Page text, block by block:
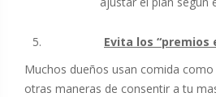
Evita los “premios
Muchos dueños usan comida
otras maneras de consentir a tu